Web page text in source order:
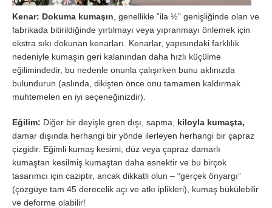
Kenar: Dokuma kumaşın , genellikle ”ila ½” genişliğinde olan ve
fabrikada bitirildiğinde yırtılmayı veya yıpranmayı önlemek için
ekstra sıkı dokunan kenarları. Kenarlar, yapısındaki farklılık
nedeniyle kumaşın geri kalanından daha hızlı küçülme
eğilimindedir, bu nedenle onunla çalışırken bunu aklınızda
bulundurun (aslında, dikişten önce onu tamamen kaldırmak
muhtemelen en iyi seçeneğinizdir).
Eğilim: Diğer bir deyişle gren dışı, sapma, kiloyla kumaşta,
damar dışında herhangi bir yönde ilerleyen herhangi bir çapraz
çizgidir. Eğimli kumaş kesimi, düz veya çapraz damarlı
kumaştan kesilmiş kumaştan daha esnektir ve bu birçok
tasarımcı için caziptir, ancak dikkatli olun – “gerçek önyargı”
(çözgüye tam 45 derecelik açı ve atkı iplikleri), kumaş bükülebilir
ve deforme olabilir!